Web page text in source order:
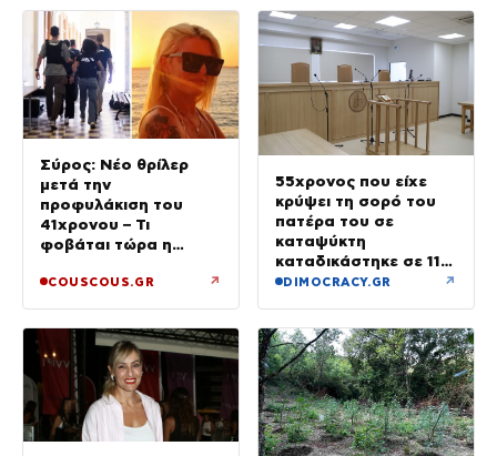
Σύρος: Νέο θρίλερ
μετά την
προφυλάκιση του
41χρονου – Τι
φοβάται τώρα η
COUSCOUS.GR ↗
55χρονος που είχε
κρύψει τη σορό του
πατέρα του σε
καταψύκτη
καταδικάστηκε σε 11
μήνες με αναστολή
DIMOCRACY.GR ↗